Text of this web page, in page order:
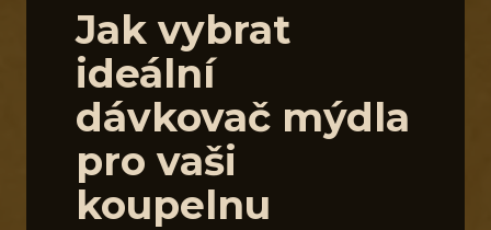
Jak vybrat
ideální
dávkovač mýdla
pro vaši
koupelnu